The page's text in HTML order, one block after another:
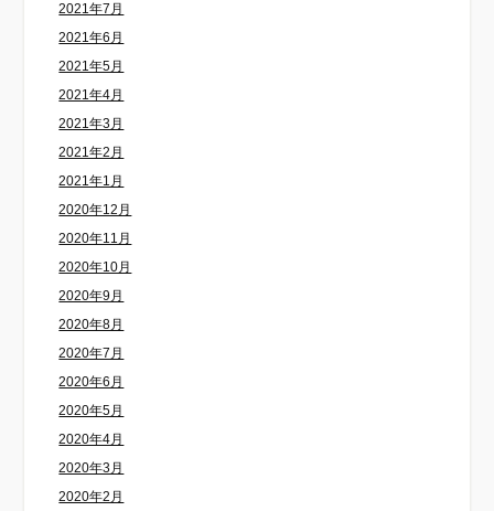
2021年7月
2021年6月
2021年5月
2021年4月
2021年3月
2021年2月
2021年1月
2020年12月
2020年11月
2020年10月
2020年9月
2020年8月
2020年7月
2020年6月
2020年5月
2020年4月
2020年3月
2020年2月